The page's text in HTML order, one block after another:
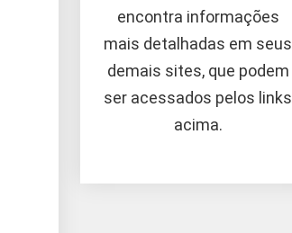
encontra informações
mais detalhadas em seus
demais sites, que podem
ser acessados pelos links
acima.